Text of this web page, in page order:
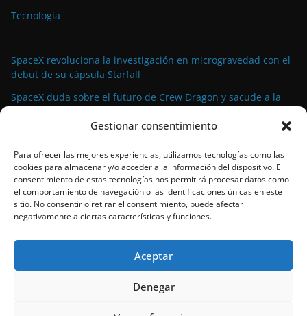
Gestionar consentimiento
Para ofrecer las mejores experiencias, utilizamos tecnologías como las
cookies para almacenar y/o acceder a la información del dispositivo. El
consentimiento de estas tecnologías nos permitirá procesar datos como
el comportamiento de navegación o las identificaciones únicas en este
sitio. No consentir o retirar el consentimiento, puede afectar
negativamente a ciertas características y funciones.
Aceptar
Denegar
Tecnología
SpaceX revoluciona la investigación en microgravedad con el
debut de su cápsula Starfall
SpaceX duda sobre el futuro de Crew Dragon y sacude a la
La demanda militar impulsa el auge de la propulsión
El propulsor Rubicon Velox 5N: tecnología de vanguardia para
satélites pequeños lista para el espacio
SpaceX bate su propio récord con el 90º lanzamiento de
Falcon 9 en 2024